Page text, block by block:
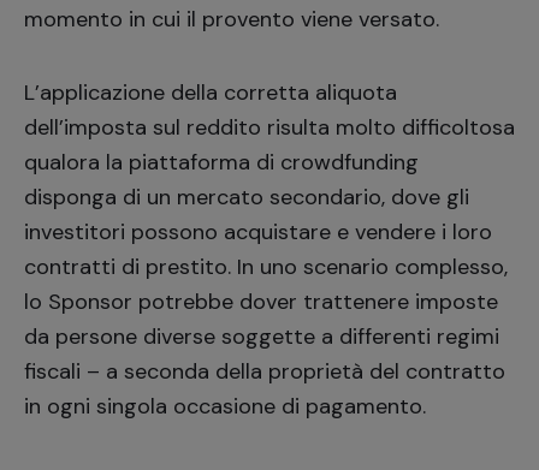
momento in cui il provento viene versato.
L’applicazione della corretta aliquota
dell’imposta sul reddito risulta molto difficoltosa
qualora la piattaforma di crowdfunding
disponga di un mercato secondario, dove gli
investitori possono acquistare e vendere i loro
contratti di prestito. In uno scenario complesso,
lo Sponsor potrebbe dover trattenere imposte
da persone diverse soggette a differenti regimi
fiscali – a seconda della proprietà del contratto
in ogni singola occasione di pagamento.